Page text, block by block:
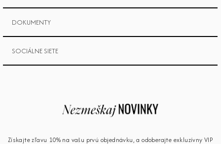
DOKUMENTY
SOCIÁLNE SIETE
Získajte zľavu 10% na vašu prvú objednávku, a odoberajte exkluzívny VIP